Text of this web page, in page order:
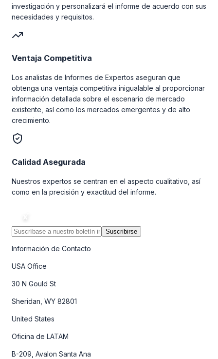
investigación y personalizará el informe de acuerdo con sus
necesidades y requisitos.
Ventaja Competitiva
Los analistas de Informes de Expertos aseguran que
obtenga una ventaja competitiva inigualable al proporcionar
información detallada sobre el escenario de mercado
existente, así como los mercados emergentes y de alto
crecimiento.
Calidad Asegurada
Nuestros expertos se centran en el aspecto cualitativo, así
como en la precisión y exactitud del informe.
Suscribirse
Información de Contacto
USA Office
30 N Gould St
Sheridan, WY 82801
United States
Oficina de LATAM
B-209, Avalon Santa Ana